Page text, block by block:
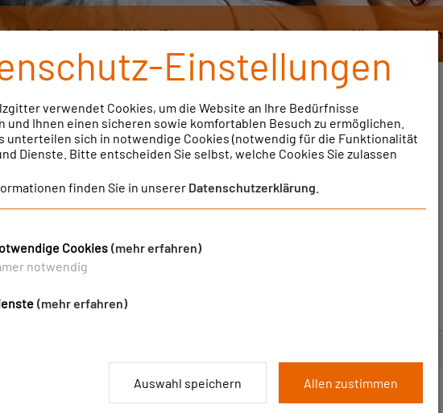
& Bonus BKK MedPlus Services Mitglied werden
und Arbeitskollegen.
erzeugen und an den*die Interessenten*in geben.
und an die BKK senden.
MITGLIEDER
Einstellungen
verwendet Cookies, um die Website an Ihre Bedürfnisse
und Ihnen einen sicheren sowie komfortablen Besuch zu ermöglichen.
unterteilen sich in notwendige Cookies (notwendig für die Funktionalität
Dienste. Bitte entscheiden Sie selbst, welche Cookies Sie zulassen
finden Sie in unserer Datenschutzerklärung
Cookies (mehr erfahren)
notwendig
(mehr erfahren)
Allen zustimmen
Auswahl speichern